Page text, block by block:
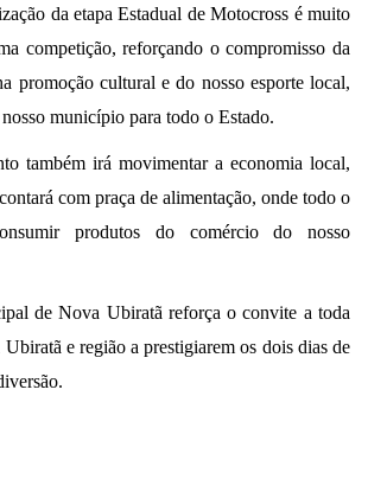
da etapa Estadual de Motocross é muito
competição, reforçando o compromisso da
promoção cultural e do nosso esporte local,
município para todo o Estado.
também irá movimentar a economia local,
com praça de alimentação, onde todo o
produtos do comércio do nosso
de Nova Ubiratã reforça o convite a toda
e região a prestigiarem os dois dias de